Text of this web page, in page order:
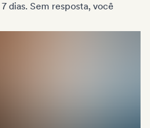
dias. Sem resposta, você